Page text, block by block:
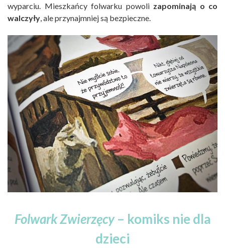
wyparciu. Mieszkańcy folwarku powoli zapominają o co
walczyły, ale przynajmniej są bezpieczne.
Folwark Zwierzęcy– komiks nie dla
dzieci